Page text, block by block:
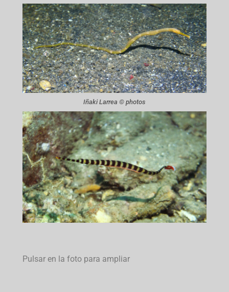
Iñaki Larrea © photos
Pulsar en la foto para ampliar